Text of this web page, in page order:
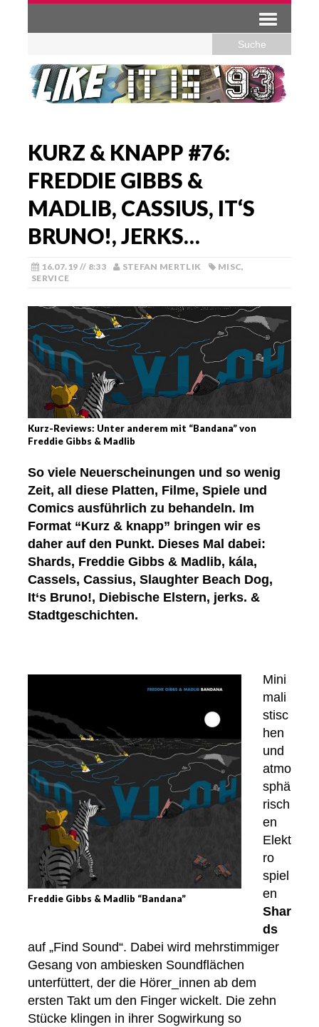
KURZ & KNAPP #76:
FREDDIE GIBBS &
MADLIB, CASSIUS, IT‘S
BRUNO!, JERKS…
16.07.19 // 8:33 STEFAN MERTLIK MISC,
SERVICE
Kurz-Reviews: Unter anderem mit “Bandana” von
Freddie Gibbs & Madlib
So viele Neuerscheinungen und so wenig
Zeit, all diese Platten, Filme, Spiele und
Comics ausführlich zu behandeln. Im
Format “Kurz & knapp” bringen wir es
daher auf den Punkt. Dieses Mal dabei:
Shards, Freddie Gibbs & Madlib, kála,
Cassels, Cassius, Slaughter Beach Dog,
It‘s Bruno!, Diebische Elstern, jerks. &
Stadtgeschichten.
Freddie Gibbs & Madlib “Bandana”
Mini
mali
stisc
hen
und
atmo
sphä
risch
en
Elekt
ro
spiel
en
Shar
ds
auf „Find Sound“. Dabei wird mehrstimmiger
Gesang von ambiesken Soundflächen
unterfüttert, der die Hörer_innen ab dem
ersten Takt um den Finger wickelt. Die zehn
Stücke klingen in ihrer Sogwirkung so